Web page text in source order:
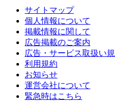
サイトマップ
個人情報について
掲載情報に関して
広告掲載のご案内
広告・サービス取扱い
利用規約
お知らせ
運営会社について
緊急時はこちら